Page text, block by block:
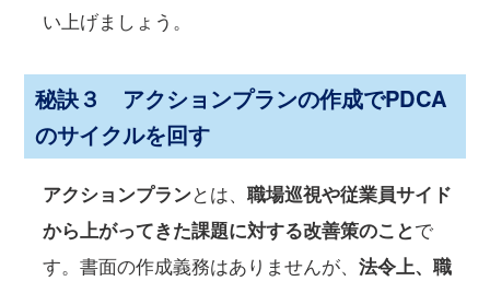
い上げましょう。
秘訣３ アクションプランの作成でPDCA
のサイクルを回す
アクションプランとは、職場巡視や従業員サイド
から上がってきた課題に対する改善策のことで
す。書面の作成義務はありませんが、法令上、職